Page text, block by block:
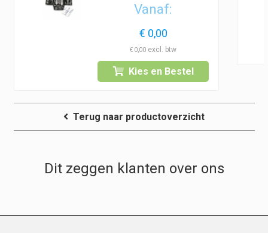
Vanaf:
€ 0,00
€ 0,00
Kies en Bestel
Terug naar productoverzicht
Dit zeggen klanten over ons